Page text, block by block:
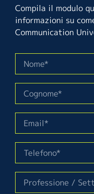
Compila il modulo
informazioni su
Communication